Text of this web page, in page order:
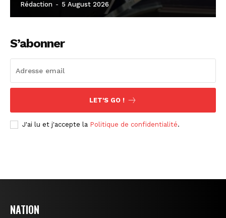
Rédaction - 5 August 2026
S’abonner
LET'S GO !
J'ai lu et j'accepte la Politique de confidentialité.
NATION